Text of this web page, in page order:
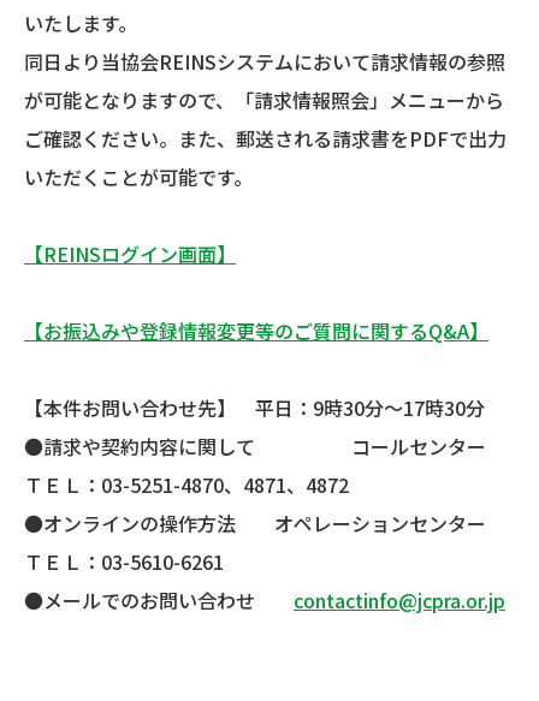
いたします。
同日より当協会REINSシステムにおいて請求情報の参照
が可能となりますので、「請求情報照会」メニューから
ご確認ください。また、郵送される請求書をPDFで出力
いただくことが可能です。
【REINSログイン画面】
【お振込みや登録情報変更等のご質問に関するQ&A】
【本件お問い合わせ先】 平日：9時30分～17時30分
●請求や契約内容に関して コールセンター
ＴＥＬ：03-5251-4870、4871、4872
●オンラインの操作方法 オペレーションセンター
ＴＥＬ：03-5610-6261
●メールでのお問い合わせ contactinfo@jcpra.or.jp